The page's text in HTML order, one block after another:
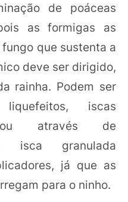
de poáceas
as formigas as
que sustenta a
deve ser dirigido,
rainha. Podem ser
iscas
através de
isca granulada
já que as
para o ninho.